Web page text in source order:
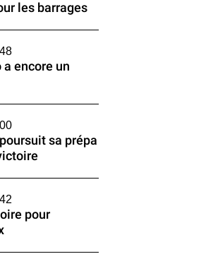
les barrages
encore un
sa prépa
pour